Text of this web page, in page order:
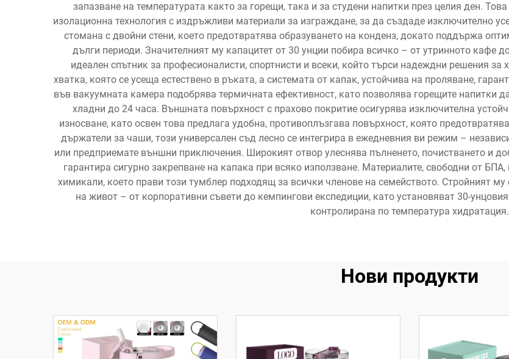
запазване на температурата както за горещи, така и за студени напитки през целия ден.
изолационна технология с издръжливи материали за изграждане, за да създаде изключително
стомана с двойни стени, което предотвратява образуването на конденз, докато поддържа
дълги периоди. Значителният му капацитет от 30 унции побира всичко – от утринното кафе
идеален спътник за професионалисти, спортнисти и всеки, който търси надеждни решения
хватка, която се усеща естествено в ръката, а системата от капак, устойчива на проляване,
във вакуумната камера подобрява термичната ефективност, като позволява горещите напитки
хладни до 24 часа. Външната повърхност с прахово покритие осигурява изключителна
износване, като освен това предлага удобна, противоплъзгава повърхност, която
държатели за чаши, този универсален съд лесно се интегрира в ежедневния ви режим –
или предприемате външни приключения. Широкият отвор улеснява пълненето, почистването и
гарантира сигурно закрепване на капака при всяко използване. Материалите, свободни от
химикали, което прави този тумблер подходящ за всички членове на семейството. Стройният
на живот – от корпоративни съвети до кемпингови експедиции, като установяват 30-
контролирана по температура хидратация.
Нови продукти